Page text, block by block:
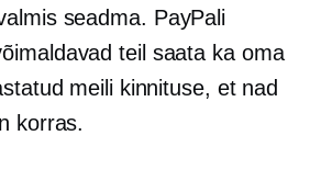
seadma. PayPali
teil saata ka oma
meili kinnituse, et nad
korras.